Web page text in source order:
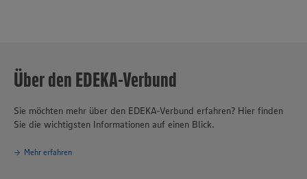
Über den EDEKA-Verbund
Sie möchten mehr über den EDEKA-Verbund erfahren? Hier finden
Sie die wichtigsten Informationen auf einen Blick.
Mehr erfahren